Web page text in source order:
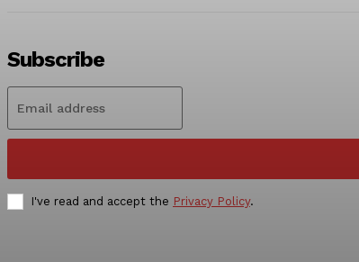
Subscribe
I've read and accept the Privacy Policy.